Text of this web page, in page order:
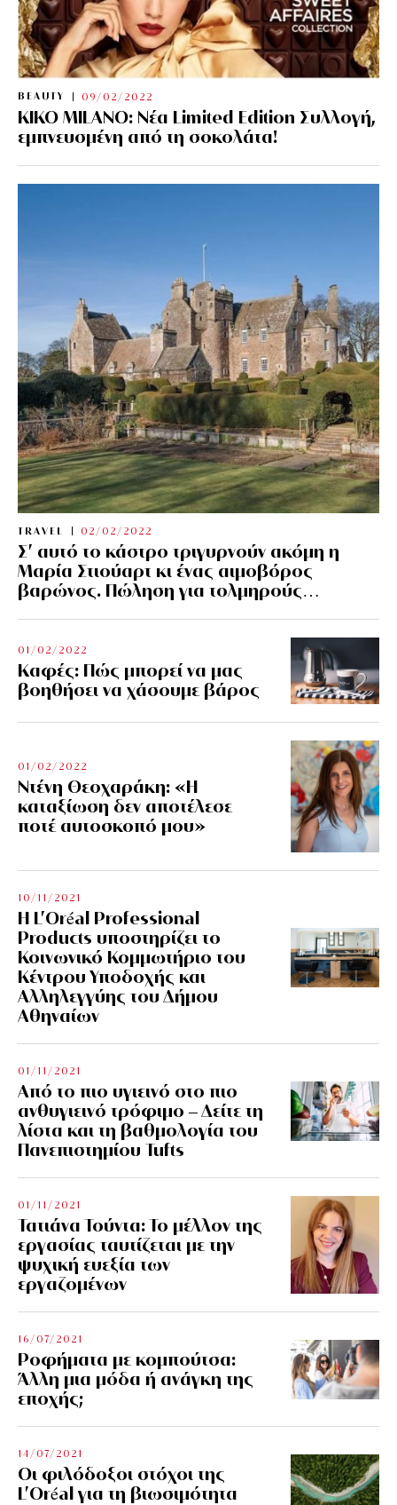
BEAUTY 09/02/2022
KIKO MILANO: Νέα Limited Edition Συλλογή,
εμπνευσμένη από τη σοκολάτα!
TRAVEL 02/02/2022
Σ’ αυτό το κάστρο τριγυρνούν ακόμη η
Μαρία Στιούαρτ κι ένας αιμοβόρος
βαρώνος. Πώληση για τολμηρούς…
01/02/2022
Kαφές: Πώς μπορεί να μας
βοηθήσει να χάσουμε βάρος
01/02/2022
Ντένη Θεοχαράκη: «Η
καταξίωση δεν αποτέλεσε
ποτέ αυτοσκοπό μου»
10/11/2021
Η L’Οréal Professional
Products υποστηρίζει το
Κοινωνικό Κομμωτήριο του
Κέντρου Υποδοχής και
Αλληλεγγύης του Δήμου
Αθηναίων
01/11/2021
Από το πιο υγιεινό στο πιο
ανθυγιεινό τρόφιμο – Δείτε τη
λίστα και τη βαθμολογία του
Πανεπιστημίου Tufts
01/11/2021
Τατιάνα Τούντα: Το μέλλον της
εργασίας ταυτίζεται με την
ψυχική ευεξία των
εργαζομένων
16/07/2021
Ροφήματα με κομπούτσα:
Άλλη μια μόδα ή ανάγκη της
εποχής;
14/07/2021
Οι φιλόδοξοι στόχοι της
L’Oréal για τη βιωσιμότητα